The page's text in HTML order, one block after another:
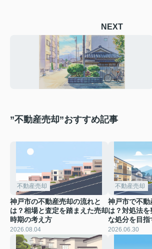
NEXT
”不動産売却”おすすめ記事
不動産売却
神戸市の不動産売却の流れと
は？相場と査定を踏まえた売却
時期の考え方
2026.08.04
不動産売却
神戸市で不
は？対処法
な処分を目指
2026.06.30